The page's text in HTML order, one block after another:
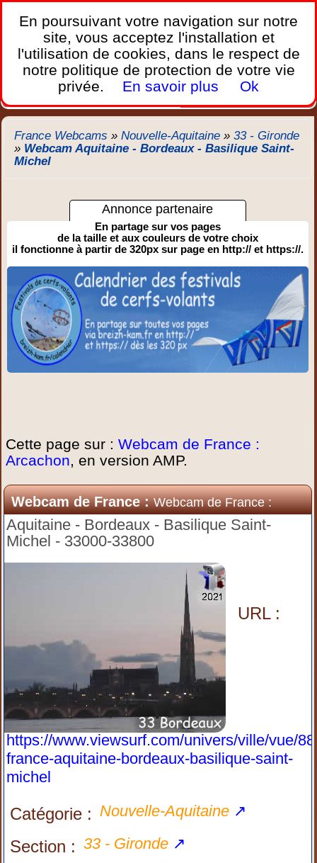
France Webcams,
Les webcams sur mobiles, portables et PC.
Home Bretagne Corse Plages Ports Montagnes
Trafic Chercher New
France Webcams »Nouvelle-Aquitaine »33 - Gironde
» Webcam Aquitaine - Bordeaux - Basilique Saint-
Michel
Annonce partenaire
En partage sur vos pages
de la taille et aux couleurs de votre choix
il fonctionne à partir de 320px sur page en http:// et https://.
Cette page sur :Webcam de France :
Arcachon, en version AMP.
Webcam de France :Webcam de France :
Arcachon
Aquitaine - Bordeaux - Basilique Saint-
Michel - 33000-33800
URL :
https://www.viewsurf.com/univers/ville/vue/
france-aquitaine-bordeaux-basilique-saint-
michel
Catégorie : Nouvelle-Aquitaine ↗
Section : 33 - Gironde ↗
En poursuivant votre navigation sur notre
site, vous acceptez l'installation et
l'utilisation de cookies, dans le respect de
notre politique de protection de votre vie
privée.
En savoir plus Ok